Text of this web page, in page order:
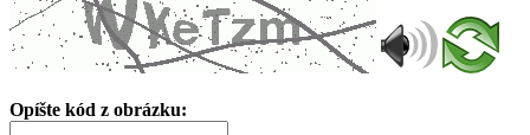
Opíšte kód z obrázku: